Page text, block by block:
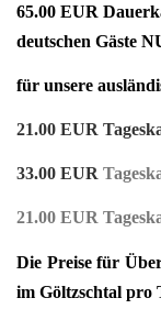
65.00 EUR
deutschen Gäste
für unsere
21.00 EUR
33.00 EUR
21.00 EUR
Die Preise für
im Göltzschtal pro